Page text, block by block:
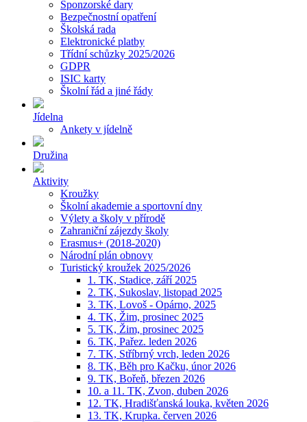
Sponzorské dary
Bezpečnostní opatření
Školská rada
Elektronické platby
Třídní schůzky 2025/2026
GDPR
ISIC karty
Školní řád a jiné řády
Jídelna
Ankety v jídelně
Družina
Aktivity
Kroužky
Školní akademie a sportovní dny
Výlety a školy v přírodě
Zahraniční zájezdy školy
Erasmus+ (2018-2020)
Národní plán obnovy
Turistický kroužek 2025/2026
1. TK, Stadice, září 2025
2. TK, Sukoslav, listopad 2025
3. TK, Lovoš - Opárno, 2025
4. TK, Žim, prosinec 2025
5. TK, Žim, prosinec 2025
6. TK, Pařez. leden 2026
7. TK, Stříbrný vrch, leden 2026
8. TK, Běh pro Kačku, únor 2026
9. TK, Bořeň, březen 2026
10. a 11. TK, Zvon, duben 2026
12. TK, Hradišťanská louka, květen 2026
13. TK, Krupka. červen 2026